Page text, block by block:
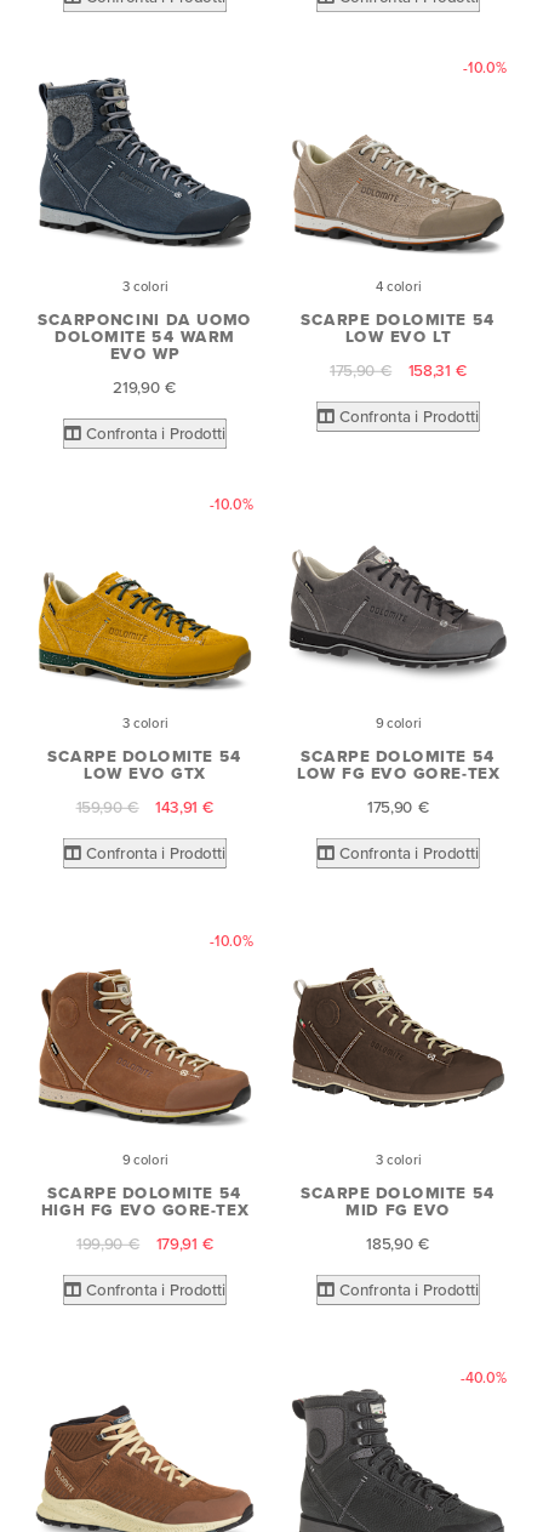
3 colori
SCARPONCINI DA UOMO
DOLOMITE 54 WARM
EVO WP
219,90 €
Confronta i Prodotti
-10.0%
4 colori
SCARPE DOLOMITE 54
LOW EVO LT
175,90 € 158,31 €
Confronta i Prodotti
-10.0%
3 colori
SCARPE DOLOMITE 54
LOW EVO GTX
159,90 € 143,91 €
Confronta i Prodotti
9 colori
SCARPE DOLOMITE 54
LOW FG EVO GORE-TEX
175,90 €
Confronta i Prodotti
-10.0%
9 colori
SCARPE DOLOMITE 54
HIGH FG EVO GORE-TEX
199,90 € 179,91 €
Confronta i Prodotti
3 colori
SCARPE DOLOMITE 54
MID FG EVO
185,90 €
Confronta i Prodotti
-40.0%